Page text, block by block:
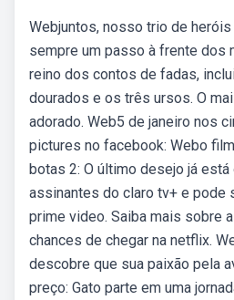
Webjuntos, nosso trio de
sempre um passo à frente dos
reino dos contos de fadas,
dourados e os três ursos. O
adorado. Web5 de janeiro nos
pictures no facebook: Webo
botas 2: O último desejo já
assinantes do claro tv+ e pode
prime video. Saiba mais sobre
chances de chegar na netflix.
descobre que sua paixão pela
preço: Gato parte em uma